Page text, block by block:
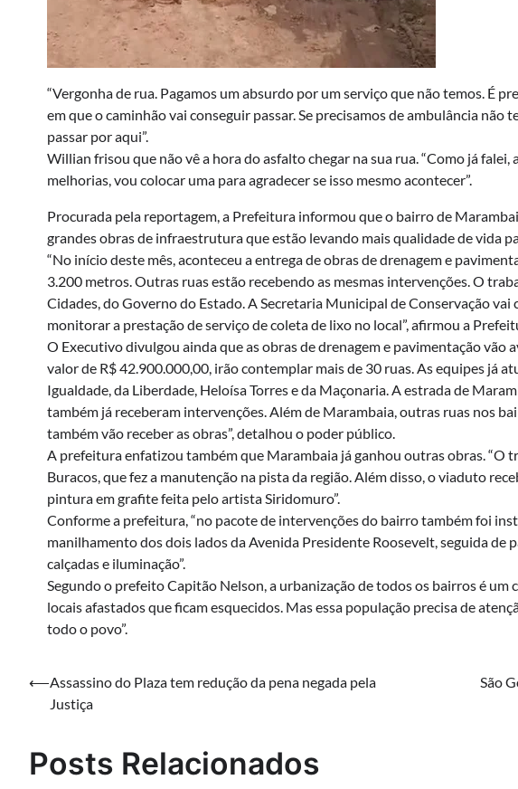
“Vergonha de rua. Pagamos um absurdo por um serviço que não temos. É
em que o caminhão vai conseguir passar. Se precisamos de ambulância não
passar por aqui”.
Willian frisou que não vê a hora do asfalto chegar na sua rua. “Como já
melhorias, vou colocar uma para agradecer se isso mesmo acontecer”.
Procurada pela reportagem, a Prefeitura informou que o bairro de
grandes obras de infraestrutura que estão levando mais qualidade de vida
“No início deste mês, aconteceu a entrega de obras de drenagem e
3.200 metros. Outras ruas estão recebendo as mesmas intervenções. O
Cidades, do Governo do Estado. A Secretaria Municipal de Conservação vai
monitorar a prestação de serviço de coleta de lixo no local”, afirmou a
O Executivo divulgou ainda que as obras de drenagem e pavimentação vão
valor de R$ 42.900.000,00, irão contemplar mais de 30 ruas. As equipes já
Igualdade, da Liberdade, Heloísa Torres e da Maçonaria. A estrada de
também já receberam intervenções. Além de Marambaia, outras ruas nos
também vão receber as obras”, detalhou o poder público.
A prefeitura enfatizou também que Marambaia já ganhou outras obras. “O
Buracos, que fez a manutenção na pista da região. Além disso, o viaduto
pintura em grafite feita pelo artista Siridomuro”.
Conforme a prefeitura, “no pacote de intervenções do bairro também foi
manilhamento dos dois lados da Avenida Presidente Roosevelt, seguida de
calçadas e iluminação”.
Segundo o prefeito Capitão Nelson, a urbanização de todos os bairros é um
locais afastados que ficam esquecidos. Mas essa população precisa de
todo o povo”.
Navegação
⟵Assassino do Plaza tem redução da pena negada pela
Justiça
São
Posts Relacionados